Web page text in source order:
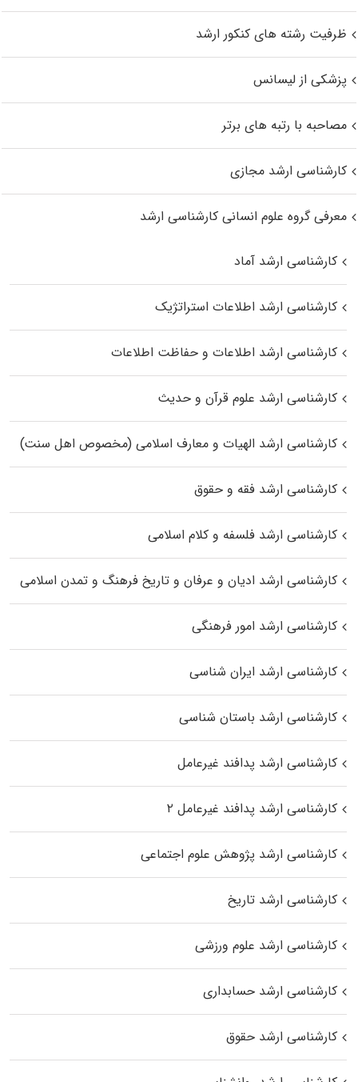
ظرفیت رشته های کنکور ارشد
پزشکی از لیسانس
مصاحبه با رتبه های برتر
کارشناسی ارشد مجازی
معرفی گروه علوم انسانی کارشناسی ارشد
کارشناسی ارشد آماد
کارشناسی ارشد اطلاعات استراتژیک
کارشناسی ارشد اطلاعات و حفاظت اطلاعات
کارشناسی ارشد علوم قرآن و حدیث
کارشناسی ارشد الهیات و معارف اسلامی (مخصوص اهل سنت)
کارشناسی ارشد فقه و حقوق
کارشناسی ارشد فلسفه و کلام اسلامی
کارشناسی ارشد ادیان و عرفان و تاریخ فرهنگ و تمدن اسلامی
کارشناسی ارشد امور فرهنگی
کارشناسی ارشد ایران شناسی
کارشناسی ارشد باستان شناسی
کارشناسی ارشد پدافند غیرعامل
کارشناسی ارشد پدافند غیرعامل ۲
کارشناسی ارشد پژوهش علوم اجتماعی
کارشناسی ارشد تاریخ
کارشناسی ارشد علوم ورزشی
کارشناسی ارشد حسابداری
کارشناسی ارشد حقوق